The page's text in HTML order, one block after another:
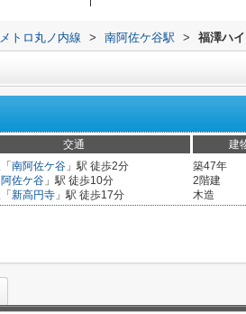
トロ丸ノ内線 > 南阿佐ケ谷駅 > 福澤ハ
交通 建
「 南阿佐ケ谷 」駅 徒歩2分
阿佐ケ谷 」駅 徒歩10分
「 新高円寺 」駅 徒歩17分
築47年
2階建
木造